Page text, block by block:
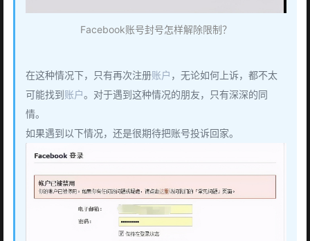
Facebook账号封号怎样解除限制？
在这种情况下，只有再次注册账户 ，无论如何上诉，都不太
可能找到账户。对于遇到这种情况的朋友，只有深深的同
情。
如果遇到以下情况，还是很期待把账号投诉回家。